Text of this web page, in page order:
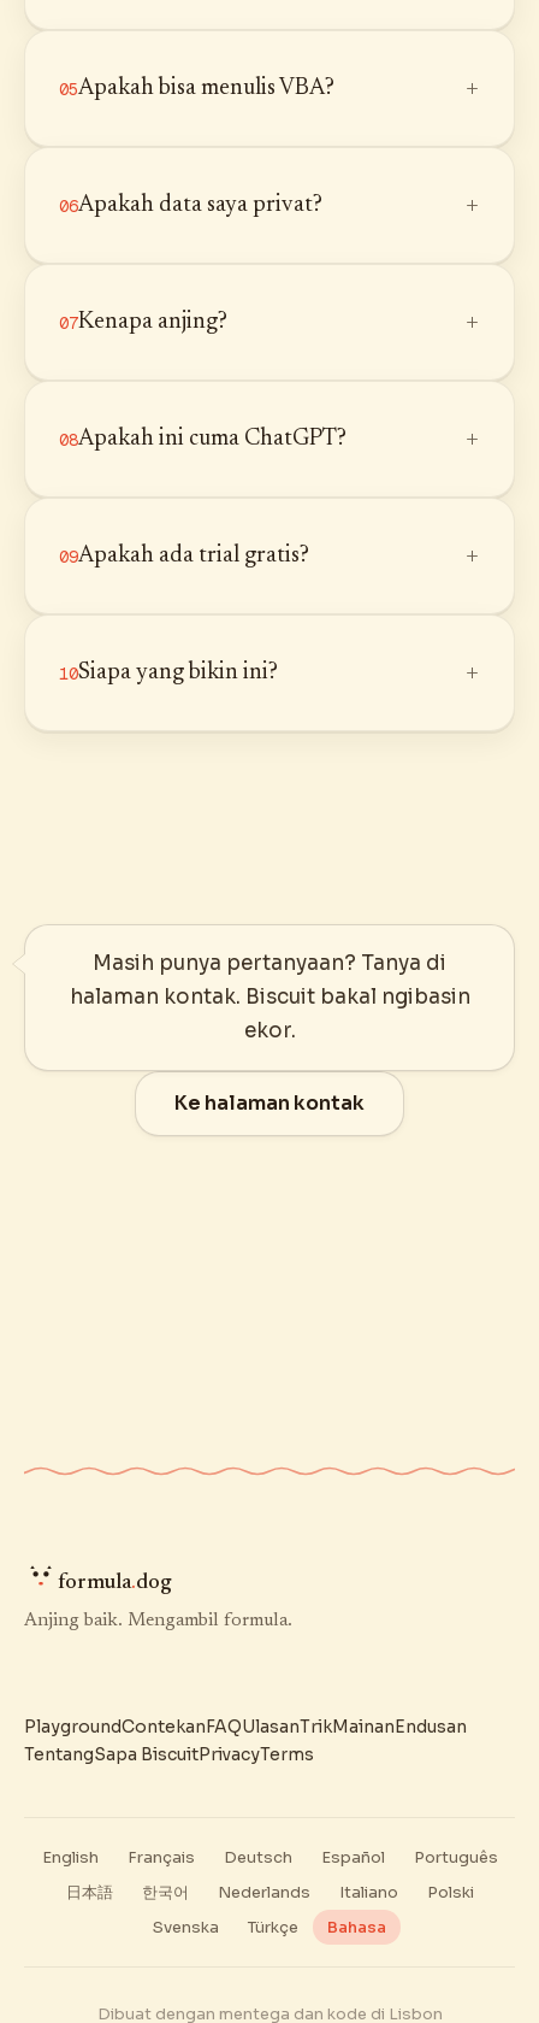
05Apakah bisa menulis VBA? +
06Apakah data saya privat? +
07Kenapa anjing? +
08Apakah ini cuma ChatGPT? +
09Apakah ada trial gratis? +
10Siapa yang bikin ini? +
Masih punya pertanyaan? Tanya di
halaman kontak. Biscuit bakal ngibasin
ekor.
Ke halaman kontak
formula.dog
Anjing baik. Mengambil formula.
PlaygroundContekanFAQUlasanTrikMainanEndusan
TentangSapa BiscuitPrivacyTerms
English Français Deutsch Español
Português
日本語
한국어 Nederlands Italiano
Polski
Svenska
Türkçe Bahasa
Dibuat dengan mentega dan kode di Lisbon